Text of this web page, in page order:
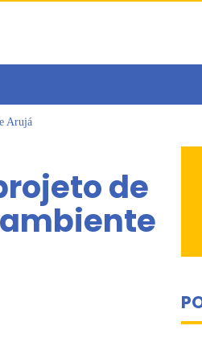
Arujá
Fundo Social do município
Estar Animal no Parque dos Ipês
de